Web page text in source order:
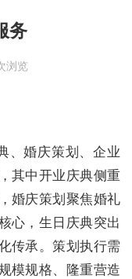
务
浏览
、婚庆策划、企业
其中开业庆典侧重
婚庆策划聚焦婚礼
心，生日庆典突出
传承。策划执行需
模规格、隆重营造